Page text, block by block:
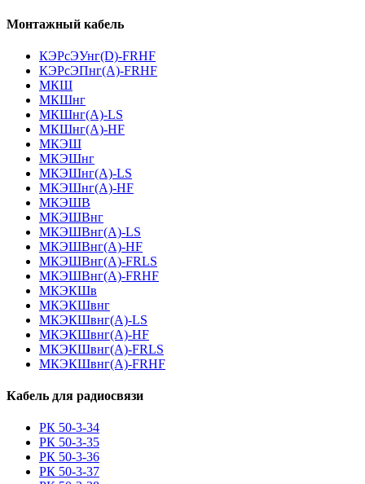
Монтажный кабель
КЭРсЭУнг(D)-FRHF
КЭРсЭПнг(А)-FRHF
МКШ
МКШнг
МКШнг(А)-LS
МКШнг(А)-HF
МКЭШ
МКЭШнг
МКЭШнг(А)-LS
МКЭШнг(А)-HF
МКЭШВ
МКЭШВнг
МКЭШВнг(А)-LS
МКЭШВнг(А)-HF
МКЭШВнг(А)-FRLS
МКЭШВнг(А)-FRHF
МКЭКШв
МКЭКШвнг
МКЭКШвнг(А)-LS
МКЭКШвнг(A)-HF
МКЭКШвнг(А)-FRLS
МКЭКШвнг(A)-FRHF
Кабель для радиосвязи
РК 50-3-34
РК 50-3-35
РК 50-3-36
РК 50-3-37